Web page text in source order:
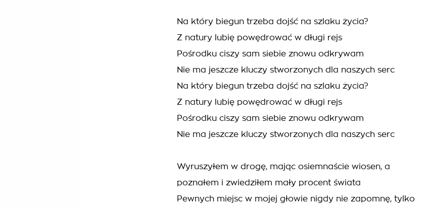
Na który biegun trzeba dojść na szlaku życia?
Z natury lubię powędrować w długi rejs
Pośrodku ciszy sam siebie znowu odkrywam
Nie ma jeszcze kluczy stworzonych dla naszych serc
Na który biegun trzeba dojść na szlaku życia?
Z natury lubię powędrować w długi rejs
Pośrodku ciszy sam siebie znowu odkrywam
Nie ma jeszcze kluczy stworzonych dla naszych serc
Wyruszyłem w drogę, mając osiemnaście wiosen, a
poznałem i zwiedziłem mały procent świata
Pewnych miejsc w mojej głowie nigdy nie zapomnę, tylko